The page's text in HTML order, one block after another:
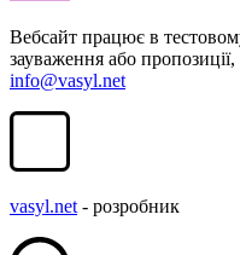
Вебсайт працює в
зауваження або
info@vasyl.net
vasyl.net - розробник